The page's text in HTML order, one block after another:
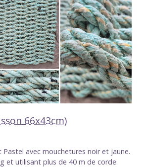
66x43cm)
avec mouchetures noir et jaune.
et utilisant plus de 40 m de corde.